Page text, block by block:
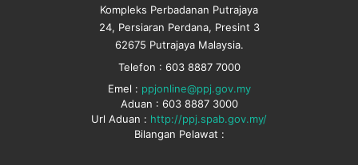
Kompleks Perbadanan Putrajaya
24, Persiaran Perdana, Presint 3
62675 Putrajaya Malaysia.
Telefon : 603 8887 7000
Emel : ppjonline@ppj.gov.my
Aduan : 603 8887 3000
Url Aduan : http://ppj.spab.gov.my/
Bilangan Pelawat :